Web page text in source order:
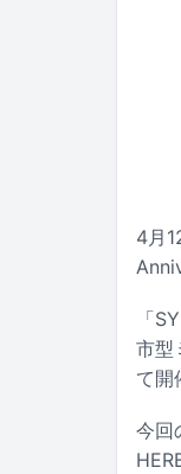
4月
「
市型
て開
今回